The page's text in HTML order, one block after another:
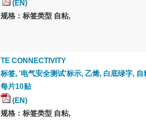
(EN)
规格：标签类型 自粘,
TE CONNECTIVITY
标签, '电气安全测试'标示, 乙烯, 白底绿字,
每片10贴
(EN)
规格：标签类型 自粘,